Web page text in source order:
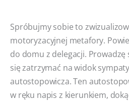
Spróbujmy sobie to
motoryzacyjnej metafory.
do domu z delegacji.
się zatrzymać na widok
autostopowicza. Ten
w ręku napis z kierunkiem,